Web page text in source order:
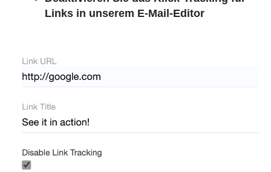
Links in unserem E-Mail-Editor